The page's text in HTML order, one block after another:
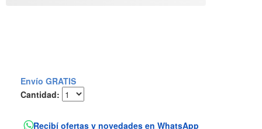
Envío GRATIS
Cantidad:
Recibí ofertas y novedades en WhatsApp